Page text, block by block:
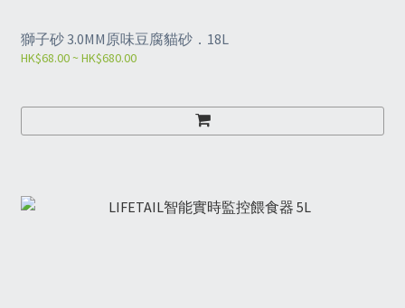
獅子砂 3.0MM原味豆腐貓砂．18L
HK$68.00 ~ HK$680.00